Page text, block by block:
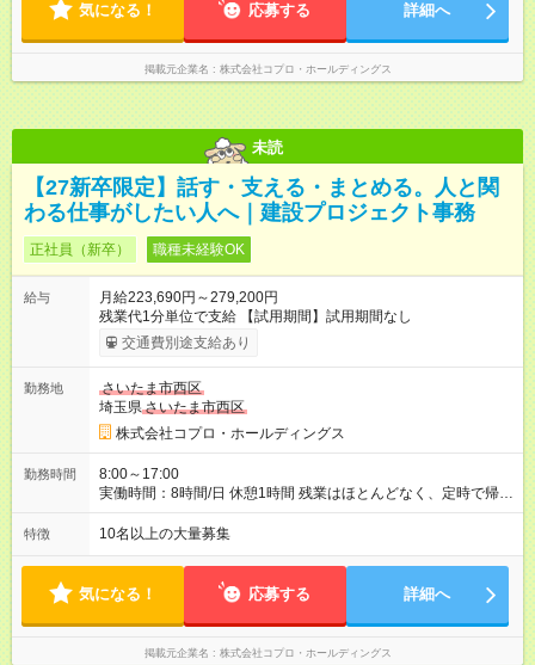
気になる！ 応募する 詳細へ
掲載元企業名 株式会社コプロ・ホールディングス
未読
【27新卒限定】話す・支える・まとめる。人と関
わる仕事がしたい人へ｜建設プロジェクト事務
正社員（新卒） 職種未経験OK
給与
月給223,690円～279,200円
残業代1分単位で支給 【試用期間】試用期間なし
交通費別途支給あり
勤務地
さいたま市西区
埼玉県さいたま市西区
株式会社コプロ・ホールディングス
勤務時間
8:00～17:00
実働時間：8時間/日 休憩1時間 残業はほとんどなく、定時で帰れ
る日が多い働き方です。 毎日の業務は進捗管理や事務が中心な
ので、 「今日やるべき仕事」が終われば、自然と区切りをつけ
方を大切にしています。
特徴 10名以上の大量募集
気になる！ 応募する 詳細へ
掲載元企業名 株式会社コプロ・ホールディングス